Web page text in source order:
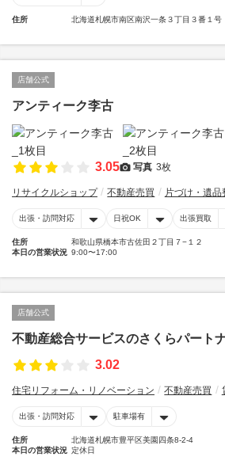
住所 北海道札幌市南区南沢一条３丁目３番１号
店舗公式
アンティーク李古
3.05 写真 3枚
リサイクルショップ 不動産売買 片づけ・遺品
出張・訪問対応 日祝OK 出張買取
住所
和歌山県橋本市古佐田２丁目７−１２
本日の営業状況 9:00〜17:00
店舗公式
不動産総合サービスのさくらパート
3.02
住宅リフォーム・リノベーション 不動産売買
出張・訪問対応 駐車場有
住所
北海道札幌市豊平区美園四条8-2-4
本日の営業状況 定休日